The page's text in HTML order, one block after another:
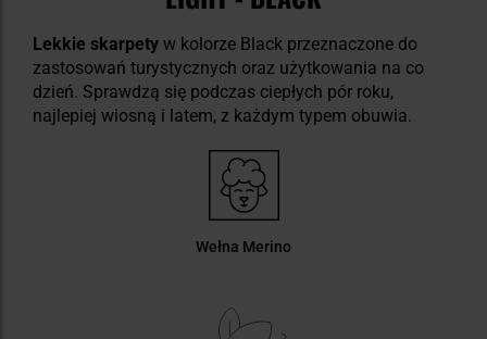
Lekkie skarpety w kolorze Black przeznaczone do
zastosowań turystycznych oraz użytkowania na co
dzień. Sprawdzą się podczas ciepłych pór roku,
najlepiej wiosną i latem, z każdym typem obuwia.
Wełna Merino